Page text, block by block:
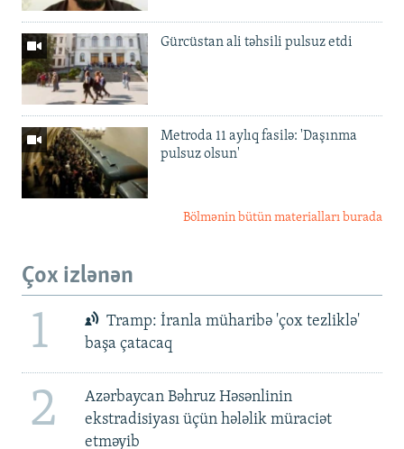
Gürcüstan ali təhsili pulsuz etdi
Metroda 11 aylıq fasilə: 'Daşınma
pulsuz olsun'
Bölmənin bütün materialları burada
Çox izlənən
1
Tramp: İranla müharibə 'çox tezliklə'
başa çatacaq
2
Azərbaycan Bəhruz Həsənlinin
ekstradisiyası üçün hələlik müraciət
etməyib